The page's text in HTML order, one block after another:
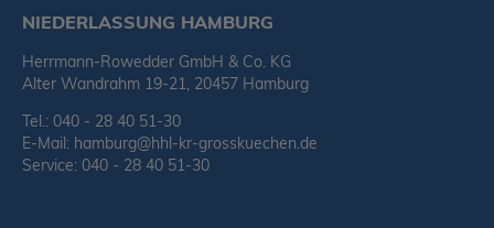
NIEDERLASSUNG HAMBURG
Herrmann-Rowedder GmbH & Co. KG
Alter Wandrahm 19-21, 20457 Hamburg
Tel.: 040 - 28 40 51-30
E-Mail: hamburg@hhl-kr-grosskuechen.de
Service: 040 - 28 40 51-30